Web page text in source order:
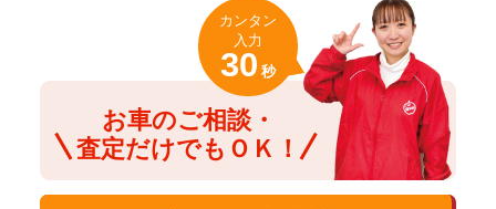
お車のご相談・
査定だけでもＯＫ！
カンタン
入力
30 秒